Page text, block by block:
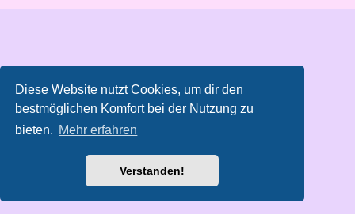
Diese Website nutzt Cookies, um dir den
bestmöglichen Komfort bei der Nutzung zu
bieten. Mehr erfahren
Verstanden!